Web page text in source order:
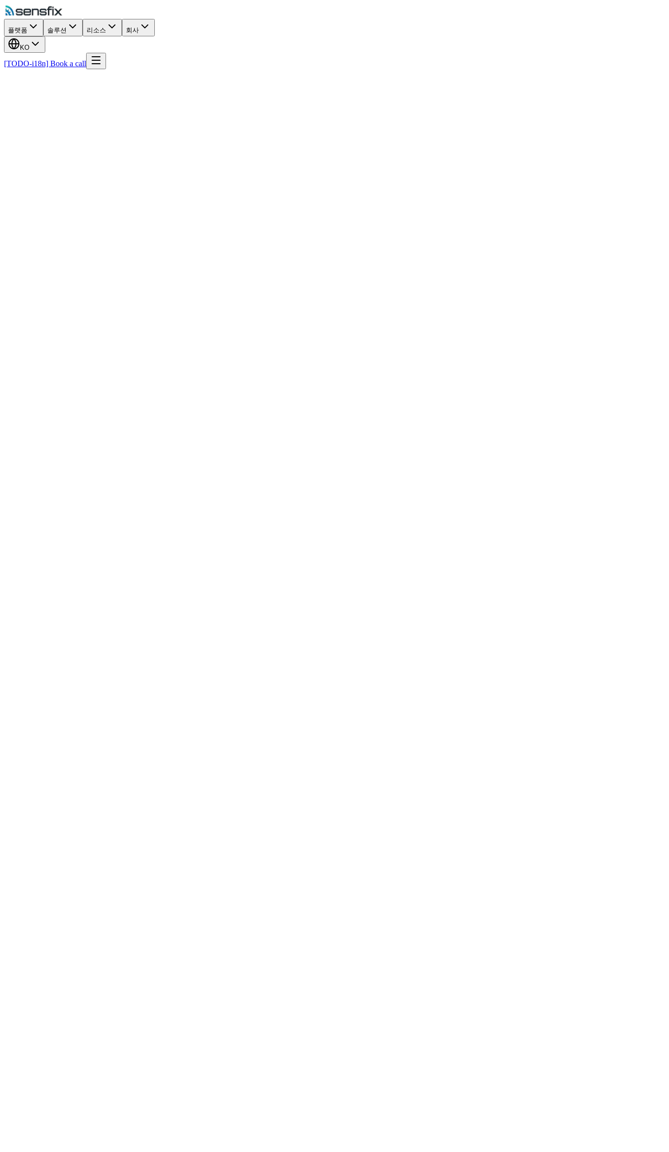
플랫폼 솔루션 리소스 회사
KO
[TODO-i18n] Book a call